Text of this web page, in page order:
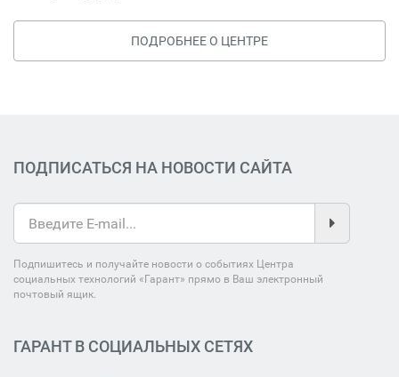
ПОДРОБНЕЕ О ЦЕНТРЕ
ПОДПИСАТЬСЯ НА НОВОСТИ САЙТА
Подпишитесь и получайте новости о событиях Центра
социальных технологий «Гарант» прямо в Ваш электронный
почтовый ящик.
ГАРАНТ В СОЦИАЛЬНЫХ СЕТЯХ